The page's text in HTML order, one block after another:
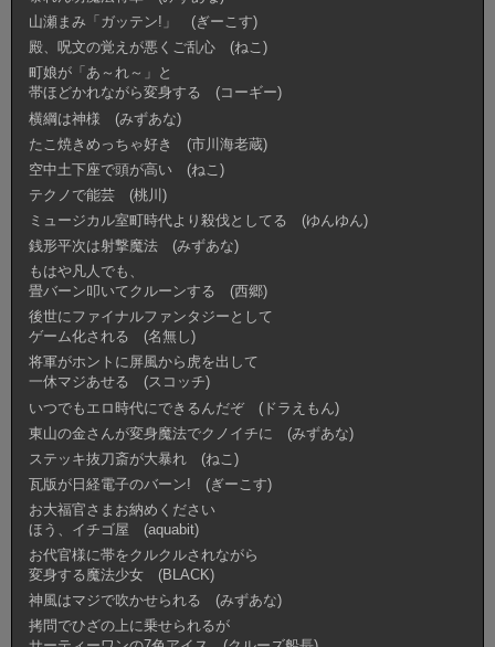
山瀬まみ「ガッテン!」 (ぎーこす)
殿、呪文の覚えが悪くご乱心 (ねこ)
町娘が「あ～れ～」と
帯ほどかれながら変身する (コーギー)
横綱は神様 (みずあな)
たこ焼きめっちゃ好き (市川海老蔵)
空中土下座で頭が高い (ねこ)
テクノで能芸 (桃川)
ミュージカル室町時代より殺伐としてる (ゆんゆん)
銭形平次は射撃魔法 (みずあな)
もはや凡人でも、
畳バーン叩いてクルーンする (西郷)
後世にファイナルファンタジーとして
ゲーム化される (名無し)
将軍がホントに屏風から虎を出して
一休マジあせる (スコッチ)
いつでもエロ時代にできるんだぞ (ドラえもん)
東山の金さんが変身魔法でクノイチに (みずあな)
ステッキ抜刀斎が大暴れ (ねこ)
瓦版が日経電子のバーン! (ぎーこす)
お大福官さまお納めください
ほう、イチゴ屋 (aquabit)
お代官様に帯をクルクルされながら
変身する魔法少女 (BLACK)
神風はマジで吹かせられる (みずあな)
拷問でひざの上に乗せられるが